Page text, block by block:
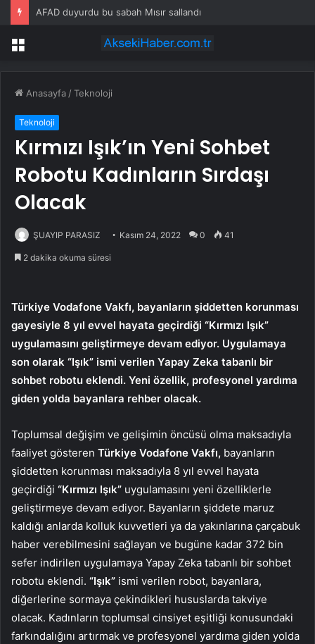
AFAD duyurdu bu sabah Mısır sallandı
Menü
Anasayfa /Teknoloji
Teknoloji
Kırmızı Işık’ın Yeni Sohbet
Robotu Kadınların Sırdaşı
Olacak
ŞUAYIP PARASIZ Kasım 24, 2022 0 41
2 dakika okuma süresi
Türkiye Vodafone Vakfı, bayanların şiddetten korunması
gayesiyle 8 yıl evvel hayata geçirdiği “Kırmızı Işık”
uygulamasını geliştirmeye devam ediyor. Uygulamaya
son olarak “Işık” ismi verilen Yapay Zeka tabanlı bir
sohbet robotu eklendi. Yeni özellik, profesyonel yardıma
giden yolda bayanlara rehber olacak.
Toplumsal değişim ve gelişimin öncüsü olma maksadıyla
faaliyet gösteren Türkiye Vodafone Vakfı, bayanların
şiddetten korunması maksadıyla 8 yıl evvel hayata
geçirdiği “Kırmızı Işık” uygulamasını yeni özelliklerle
geliştirmeye devam ediyor. Bayanların şiddete maruz
kaldığı anlarda kolluk kuvvetleri ya da yakınlarına çarçabuk
haber verebilmesini sağlayan ve bugüne kadar 372 bin
sefer indirilen uygulamaya Yapay Zeka tabanlı bir sohbet
robotu eklendi. “Işık” ismi verilen robot, bayanlara,
diğerlerine sormaya çekindikleri hususlarda takviye
olacak. Kadınların toplumsal cinsiyet eşitliği konusundaki
farkındalığını artırmak ve profesyonel yardıma giden yolda